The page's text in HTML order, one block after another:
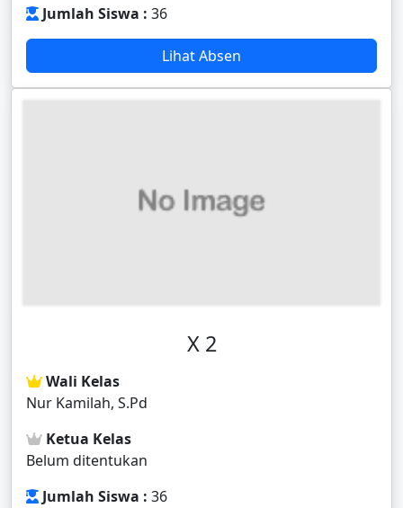
Jumlah Siswa : 36
Lihat Absen
X 2
Wali Kelas
Nur Kamilah, S.Pd
Ketua Kelas
Belum ditentukan
Jumlah Siswa : 36